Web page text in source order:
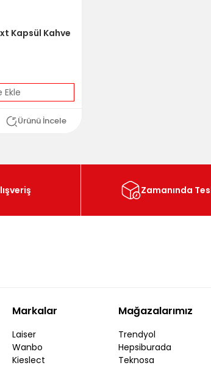
Kapsül Kahve
Ekle
Ürünü İncele
Zamanında
Markalar
Laiser
Wanbo
Kieslect
Mağazalarımız
Trendyol
Hepsiburada
Teknosa